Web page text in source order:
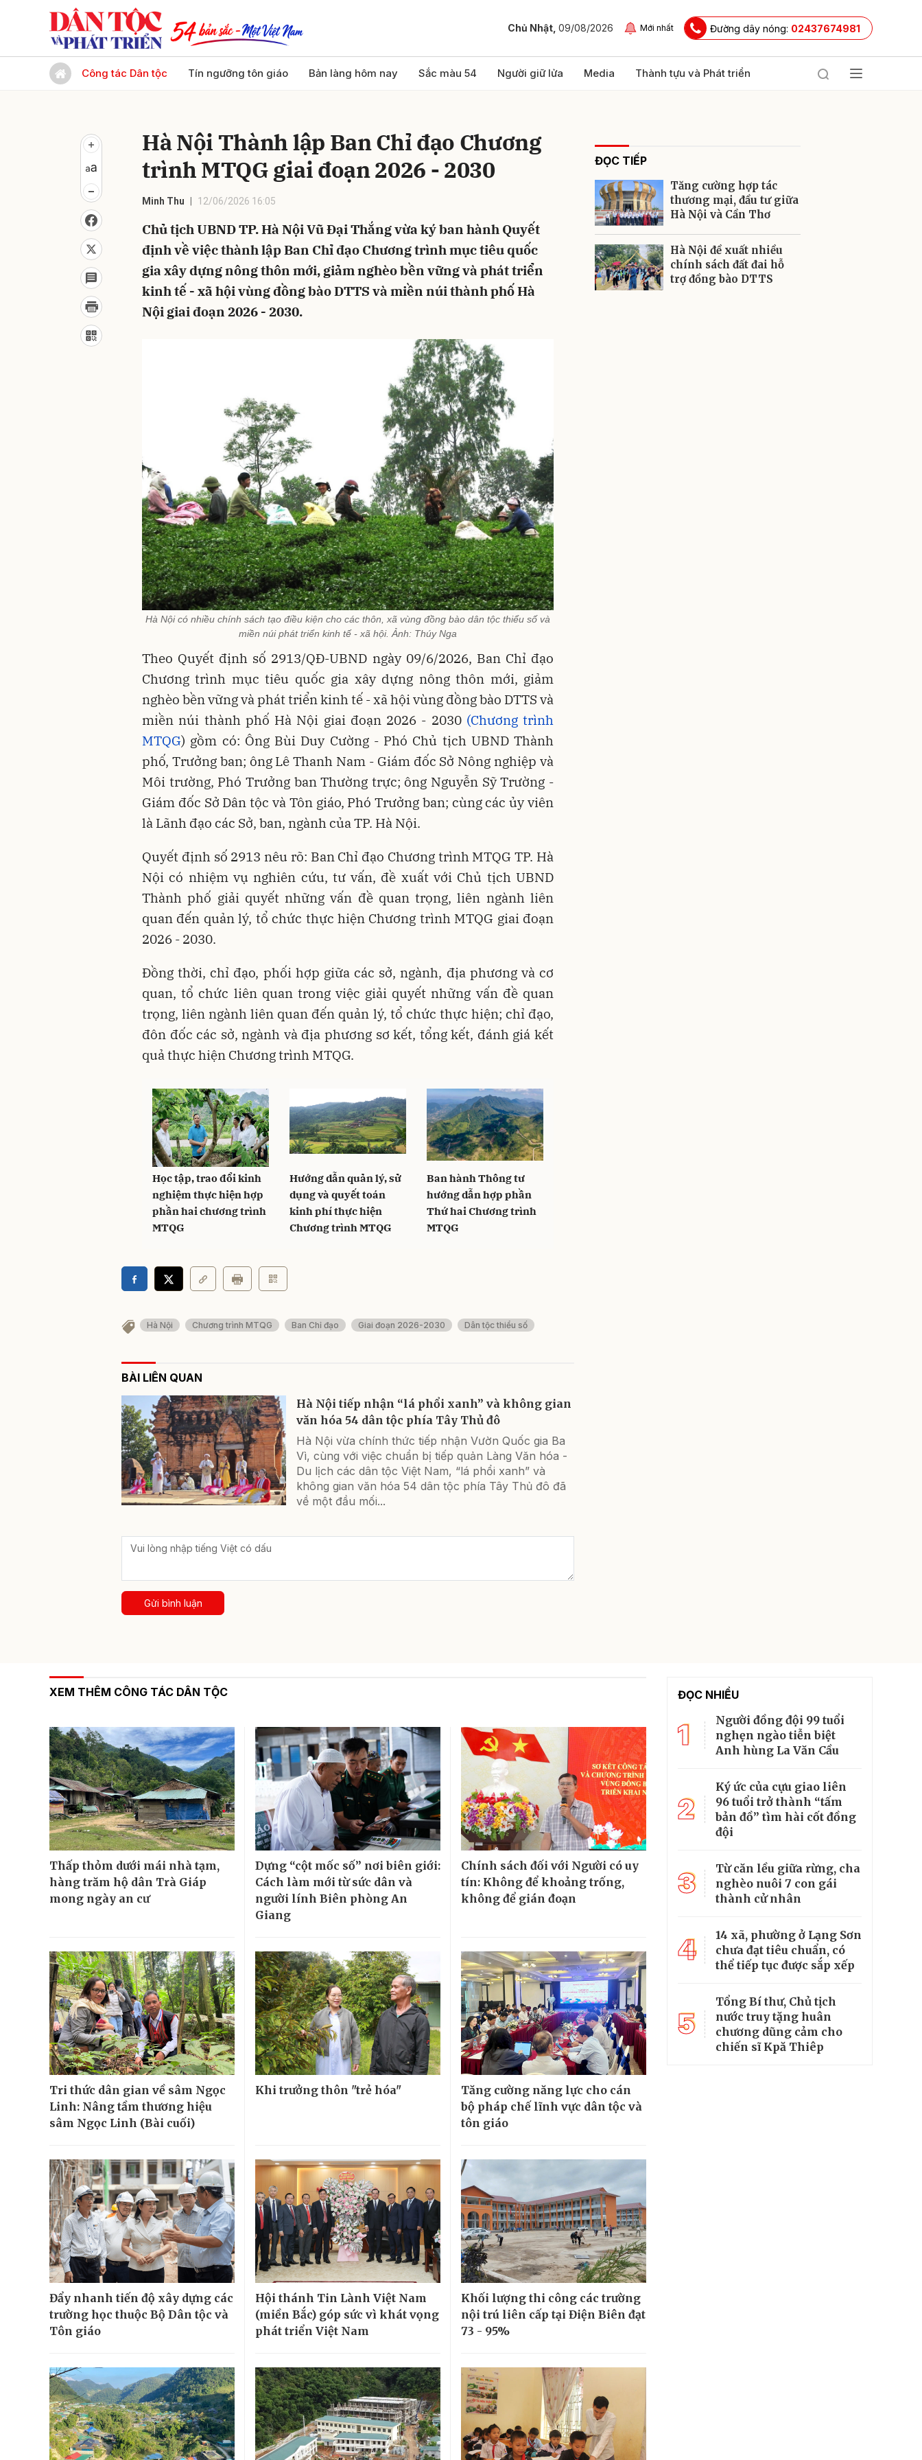
Chủ Nhật, 09/08/2026 Mới nhất Đường dây nóng: 02437674981
Công tác Dân tộc Tín ngưỡng tôn giáo Bản làng hôm nay Sắc màu 54 Người giữ lửa Media Thành tựu và Phát triển
Hà Nội Thành lập Ban Chỉ đạo Chương
trình MTQG giai đoạn 2026 - 2030
Minh Thu 12/06/2026 16:05
Chủ tịch UBND TP. Hà Nội Vũ Đại Thắng vừa ký ban hành Quyết
định về việc thành lập Ban Chỉ đạo Chương trình mục tiêu quốc
gia xây dựng nông thôn mới, giảm nghèo bền vững và phát triển
kinh tế - xã hội vùng đồng bào DTTS và miền núi thành phố Hà
Nội giai đoạn 2026 - 2030.
Hà Nội có nhiều chính sách tạo điều kiện cho các thôn, xã vùng đồng bào dân tộc thiểu số và
miền núi phát triển kinh tế - xã hội. Ảnh: Thúy Nga
Theo Quyết định số 2913/QĐ-UBND ngày 09/6/2026, Ban Chỉ đạo
Chương trình mục tiêu quốc gia xây dựng nông thôn mới, giảm
nghèo bền vững và phát triển kinh tế - xã hội vùng đồng bào DTTS và
miền núi thành phố Hà Nội giai đoạn 2026 - 2030 (Chương trình
MTQG) gồm có: Ông Bùi Duy Cường - Phó Chủ tịch UBND Thành
phố, Trưởng ban; ông Lê Thanh Nam - Giám đốc Sở Nông nghiệp và
Môi trường, Phó Trưởng ban Thường trực; ông Nguyễn Sỹ Trường -
Giám đốc Sở Dân tộc và Tôn giáo, Phó Trưởng ban; cùng các ủy viên
là Lãnh đạo các Sở, ban, ngành của TP. Hà Nội.
Quyết định số 2913 nêu rõ: Ban Chỉ đạo Chương trình MTQG TP. Hà
Nội có nhiệm vụ nghiên cứu, tư vấn, đề xuất với Chủ tịch UBND
Thành phố giải quyết những vấn đề quan trọng, liên ngành liên
quan đến quản lý, tổ chức thực hiện Chương trình MTQG giai đoạn
2026 - 2030.
Đồng thời, chỉ đạo, phối hợp giữa các sở, ngành, địa phương và cơ
quan, tổ chức liên quan trong việc giải quyết những vấn đề quan
trọng, liên ngành liên quan đến quản lý, tổ chức thực hiện; chỉ đạo,
đôn đốc các sở, ngành và địa phương sơ kết, tổng kết, đánh giá kết
quả thực hiện Chương trình MTQG.
Học tập, trao đổi kinh
nghiệm thực hiện hợp
phần hai chương trình
MTQG
Hướng dẫn quản lý, sử
dụng và quyết toán
kinh phí thực hiện
Chương trình MTQG
Ban hành Thông tư
hướng dẫn hợp phần
Thứ hai Chương trình
MTQG
Hà Nội Chương trình MTQG Ban Chỉ đạo Giai đoạn 2026-2030 Dân tộc thiểu số
BÀI LIÊN QUAN
Hà Nội tiếp nhận “lá phổi xanh” và không gian
văn hóa 54 dân tộc phía Tây Thủ đô
Hà Nội vừa chính thức tiếp nhận Vườn Quốc gia Ba
Vì, cùng với việc chuẩn bị tiếp quản Làng Văn hóa -
Du lịch các dân tộc Việt Nam, “lá phổi xanh” và
không gian văn hóa 54 dân tộc phía Tây Thủ đô đã
về một đầu mối...
Gửi bình luận
ĐỌC TIẾP
Tăng cường hợp tác
thương mại, đầu tư giữa
Hà Nội và Cần Thơ
Hà Nội đề xuất nhiều
chính sách đất đai hỗ
trợ đồng bào DTTS
XEM THÊM CÔNG TÁC DÂN TỘC
Thấp thỏm dưới mái nhà tạm,
hàng trăm hộ dân Trà Giáp
mong ngày an cư
Dựng “cột mốc số” nơi biên giới:
Cách làm mới từ sức dân và
người lính Biên phòng An
Giang
Chính sách đối với Người có uy
tín: Không để khoảng trống,
không để gián đoạn
Tri thức dân gian về sâm Ngọc
Linh: Nâng tầm thương hiệu
sâm Ngọc Linh (Bài cuối)
Khi trưởng thôn "trẻ hóa"
Tăng cường năng lực cho cán
bộ pháp chế lĩnh vực dân tộc và
tôn giáo
Đẩy nhanh tiến độ xây dựng các
trường học thuộc Bộ Dân tộc và
Tôn giáo
Hội thánh Tin Lành Việt Nam
(miền Bắc) góp sức vì khát vọng
phát triển Việt Nam
Khối lượng thi công các trường
nội trú liên cấp tại Điện Biên đạt
73 - 95%
ĐỌC NHIỀU
1
Người đồng đội 99 tuổi
nghẹn ngào tiễn biệt
Anh hùng La Văn Cầu
2
Ký ức của cựu giao liên
96 tuổi trở thành “tấm
bản đồ” tìm hài cốt đồng
đội
3
Từ căn lều giữa rừng, cha
nghèo nuôi 7 con gái
thành cử nhân
4
14 xã, phường ở Lạng Sơn
chưa đạt tiêu chuẩn, có
thể tiếp tục được sắp xếp
5
Tổng Bí thư, Chủ tịch
nước truy tặng huân
chương dũng cảm cho
chiến sĩ Kpă Thiêp
Gửi bình luận
Gửi